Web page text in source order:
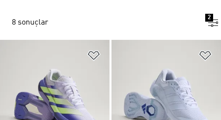
8 sonuçlar
2